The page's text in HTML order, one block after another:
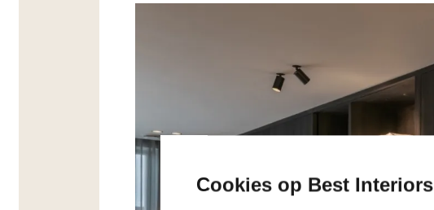
Cookies op Best Interiors